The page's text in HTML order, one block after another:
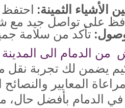
الأشياء الثمينة:
الدمام الى المدينة
يضمن لك تجربة نقل
المعايير
في الدمام بأفضل حال،